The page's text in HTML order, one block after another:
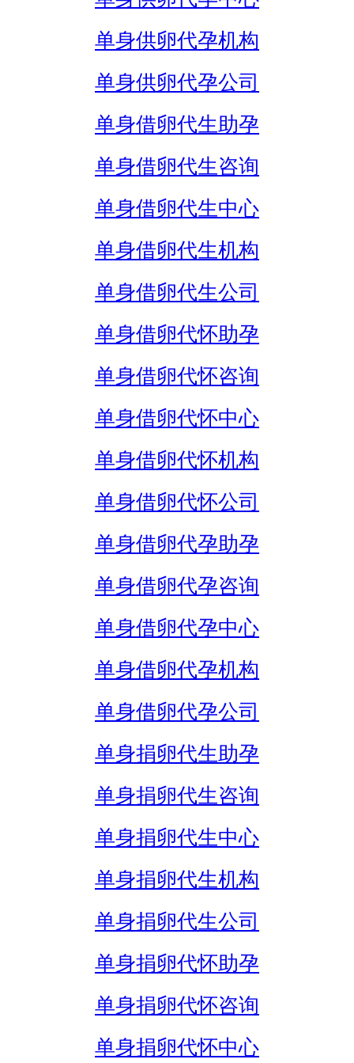
单身供卵代孕机构
单身供卵代孕公司
单身借卵代生助孕
单身借卵代生咨询
单身借卵代生中心
单身借卵代生机构
单身借卵代生公司
单身借卵代怀助孕
单身借卵代怀咨询
单身借卵代怀中心
单身借卵代怀机构
单身借卵代怀公司
单身借卵代孕助孕
单身借卵代孕咨询
单身借卵代孕中心
单身借卵代孕机构
单身借卵代孕公司
单身捐卵代生助孕
单身捐卵代生咨询
单身捐卵代生中心
单身捐卵代生机构
单身捐卵代生公司
单身捐卵代怀助孕
单身捐卵代怀咨询
单身捐卵代怀中心